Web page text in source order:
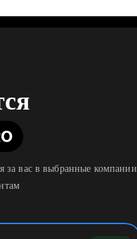
за вас в выбранные компании